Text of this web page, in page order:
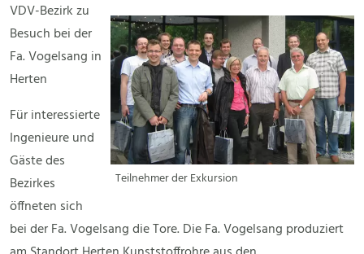
Teilnehmer der Exkursion
VDV-Bezirk zu
Besuch bei der
Fa. Vogelsang in
Herten
Für interessierte
Ingenieure und
Gäste des
Bezirkes
öffneten sich
bei der Fa. Vogelsang die Tore. Die Fa. Vogelsang produziert